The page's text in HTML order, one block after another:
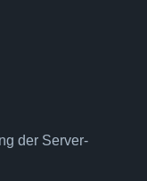
der Server-